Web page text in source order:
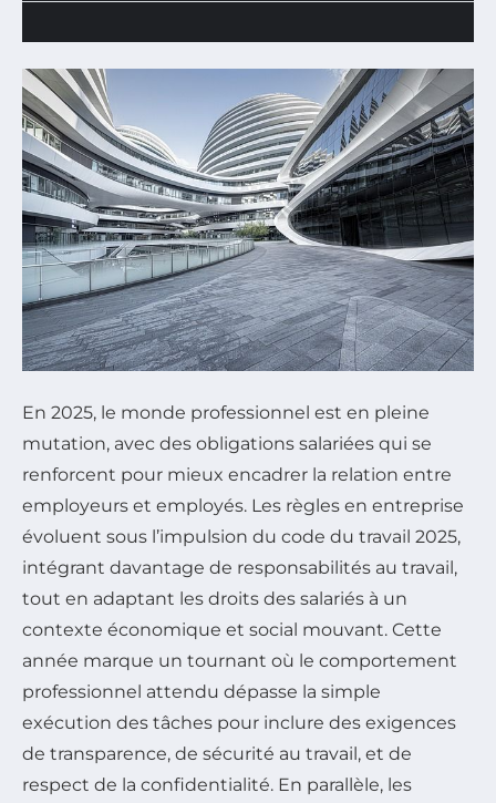
En 2025, le monde professionnel est en pleine
mutation, avec des obligations salariées qui se
renforcent pour mieux encadrer la relation entre
employeurs et employés. Les règles en entreprise
évoluent sous l’impulsion du code du travail 2025,
intégrant davantage de responsabilités au travail,
tout en adaptant les droits des salariés à un
contexte économique et social mouvant. Cette
année marque un tournant où le comportement
professionnel attendu dépasse la simple
exécution des tâches pour inclure des exigences
de transparence, de sécurité au travail, et de
respect de la confidentialité. En parallèle, les